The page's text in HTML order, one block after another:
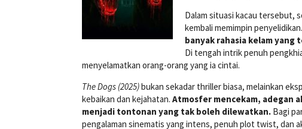
Dalam situasi kacau tersebut,
kembali memimpin penyelidikan.
banyak rahasia kelam
Di tengah intrik penuh
menyelamatkan orang-orang yang ia cintai.
The Dogs (2025)bukan sekadar thriller biasa, melainkan
kebaikan dan kejahatan. Atmosfer mencekam, adegan
menjadi tontonan yang tak boleh dilewatkan. Bagi
pengalaman sinematis yang intens, penuh plot twist, dan